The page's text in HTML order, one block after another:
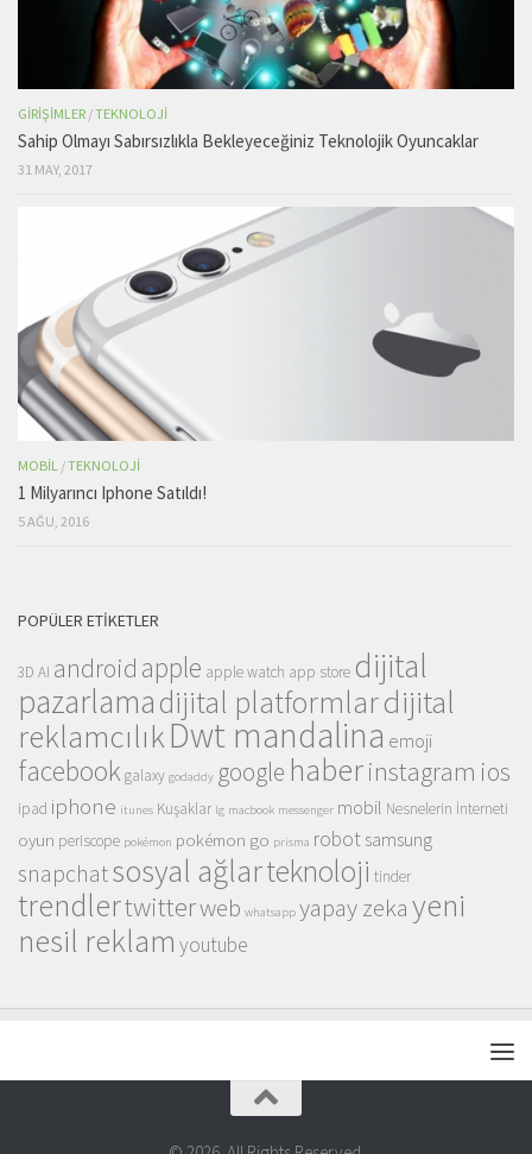
GIRIŞIMLER /TEKNOLOJI
Sahip Olmayı Sabırsızlıkla Bekleyeceğiniz Teknolojik Oyuncaklar
31 MAY, 2017
MOBIL /TEKNOLOJI
1 Milyarıncı Iphone Satıldı!
5 AĞU, 2016
POPÜLER ETIKETLER
3D AI android apple apple watch app store dijital
pazarlamadijital platformlardijital
reklamcılıkDwt mandalina emoji
facebookgalaxy godaddy google haberinstagram ios
ipad iphone itunes Kuşaklar lg macbook messenger mobil Nesnelerin İnterneti
oyun periscope pokémon pokémon go prisma robot samsung
snapchatsosyal ağlarteknoloji tinder
trendlertwitterweb whatsapp yapay zekayeni
nesil reklam youtube